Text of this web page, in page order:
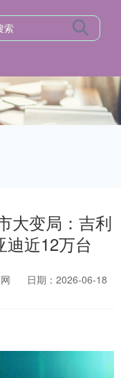
大变局：吉利
迪近12万台
日期：2026-06-18